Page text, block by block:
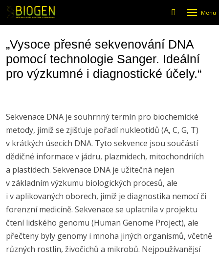
Vyhledávání
menu
„Vysoce přesné sekvenování DNA
pomocí technologie Sanger. Ideální
pro výzkumné i diagnostické účely.“
Sekvenace DNA je souhrnný termín pro biochemické
metody, jimiž se zjišťuje pořadí nukleotidů (A, C, G, T)
v krátkých úsecích DNA. Tyto sekvence jsou součástí
dědičné informace v jádru, plazmidech, mitochondriích
a plastidech. Sekvenace DNA je užitečná nejen
v základním výzkumu biologických procesů, ale
i v aplikovaných oborech, jimiž je diagnostika nemocí či
forenzní medicíně. Sekvenace se uplatnila v projektu
čtení lidského genomu (Human Genome Project), ale
přečteny byly genomy i mnoha jiných organismů, včetně
různých rostlin, živočichů a mikrobů. Nejpoužívanějsí